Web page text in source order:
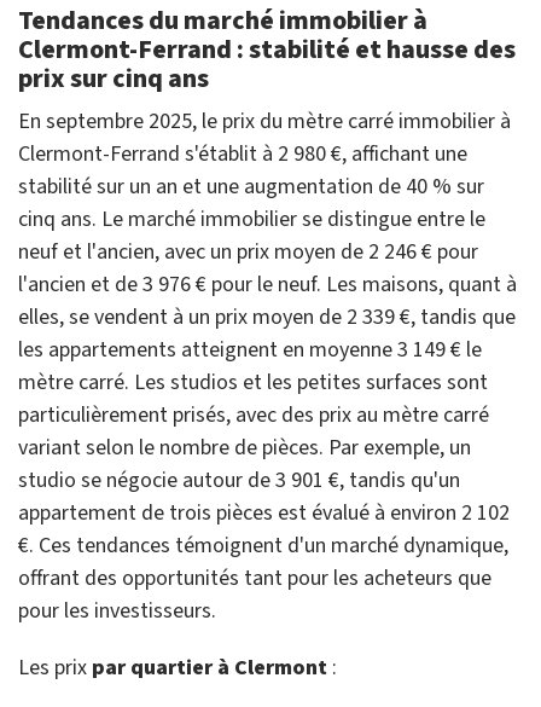
Tendances du marché immobilier à
Clermont-Ferrand : stabilité et hausse des
prix sur cinq ans
En septembre 2025, le prix du mètre carré immobilier à
Clermont-Ferrand s'établit à 2 980 €, affichant une
stabilité sur un an et une augmentation de 40 % sur
cinq ans. Le marché immobilier se distingue entre le
neuf et l'ancien, avec un prix moyen de 2 246 € pour
l'ancien et de 3 976 € pour le neuf. Les maisons, quant à
elles, se vendent à un prix moyen de 2 339 €, tandis que
les appartements atteignent en moyenne 3 149 € le
mètre carré. Les studios et les petites surfaces sont
particulièrement prisés, avec des prix au mètre carré
variant selon le nombre de pièces. Par exemple, un
studio se négocie autour de 3 901 €, tandis qu'un
appartement de trois pièces est évalué à environ 2 102
€. Ces tendances témoignent d'un marché dynamique,
offrant des opportunités tant pour les acheteurs que
pour les investisseurs.
Les prix par quartier à Clermont :